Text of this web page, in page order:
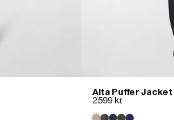
Alta Puffer Jacket
2.599 kr.